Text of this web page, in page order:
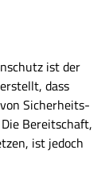
ist der
dass
Sicherheits-
Bereitschaft,
ist jedoch